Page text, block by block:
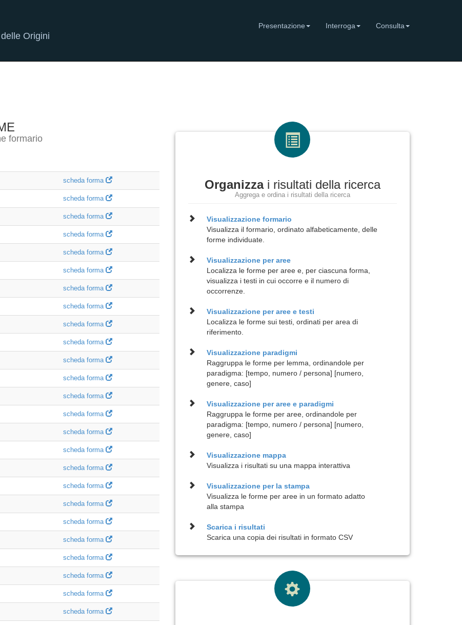
Origini
Presentazione Interroga Consulta
formario
scheda forma
scheda forma
scheda forma
scheda forma
scheda forma
scheda forma
scheda forma
scheda forma
scheda forma
scheda forma
scheda forma
scheda forma
scheda forma
scheda forma
scheda forma
scheda forma
scheda forma
scheda forma
scheda forma
scheda forma
scheda forma
scheda forma
scheda forma
scheda forma
scheda forma
Organizzai risultati della ricerca
Aggrega e ordina i risultati della ricerca
Visualizzazione formario
Visualizza il formario, ordinato alfabeticamente, delle
forme individuate.
Visualizzazione peraree
Localizza le forme per aree e, per ciascuna forma,
visualizza i testi in cui occorre e il numero di
occorrenze.
Visualizzazione peraree e testi
Localizza le forme sui testi, ordinati per area di
riferimento.
Visualizzazione paradigmi
Raggruppa le forme per lemma, ordinandole per
paradigma: [tempo, numero / persona] [numero,
genere, caso]
Visualizzazione peraree e paradigmi
Raggruppa le forme per aree, ordinandole per
paradigma: [tempo, numero / persona] [numero,
genere, caso]
Visualizzazione mappa
Visualizza i risultati su una mappa interattiva
Visualizzazione per la stampa
Visualizza le forme per aree in un formato adatto
alla stampa
Scarica i risultati
Scarica una copia dei risultati in formato CSV